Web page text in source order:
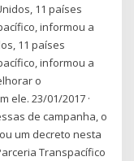
11 países
informou a
11 países
informou a
o
ele. 23/01/2017 ·
de campanha, o
um decreto nesta
Transpacífico